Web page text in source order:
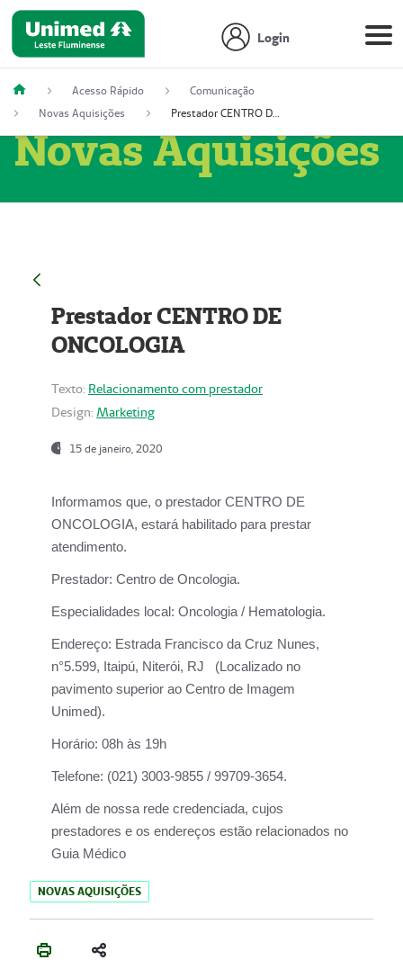
Login
Acesso Rápido
Comunicação
Novas Aquisições
Prestador CENTRO DE ONCOLOGIA
Novas Aquisições
Prestador CENTRO DE
ONCOLOGIA
Texto: Relacionamento com prestador
Design: Marketing
15 de janeiro, 2020
Informamos que, o prestador CENTRO DE
ONCOLOGIA, estará habilitado para prestar
atendimento.
Prestador: Centro de Oncologia.
Especialidades local: Oncologia / Hematologia.
Endereço: Estrada Francisco da Cruz Nunes,
n°5.599, Itaipú, Niterói, RJ (Localizado no
pavimento superior ao Centro de Imagem
Unimed).
Horário: 08h às 19h
Telefone: (021) 3003-9855 / 99709-3654.
Além de nossa rede credenciada, cujos
prestadores e os endereços estão relacionados no
Guia Médico
NOVAS AQUISIÇÕES